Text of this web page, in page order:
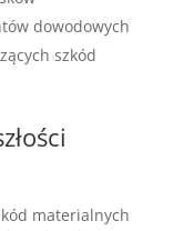
dowodowych
szkód
materialnych